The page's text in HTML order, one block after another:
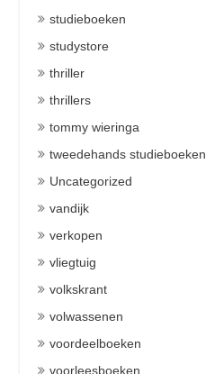
studieboeken
studystore
thriller
thrillers
tommy wieringa
tweedehands studieboeken
Uncategorized
vandijk
verkopen
vliegtuig
volkskrant
volwassenen
voordeelboeken
voorleesboeken